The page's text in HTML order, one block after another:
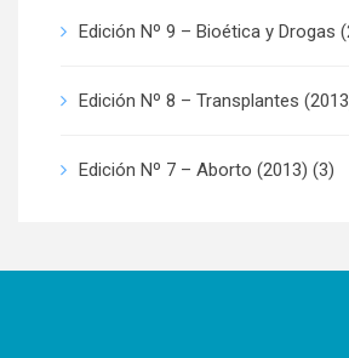
Edición Nº 9 – Bioética y Drogas
Edición Nº 8 – Transplantes
Edición Nº 7 – Aborto (2013) (3)